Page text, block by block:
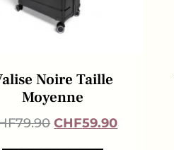
Noire Taille
Moyenne
79.90 CHF59.90